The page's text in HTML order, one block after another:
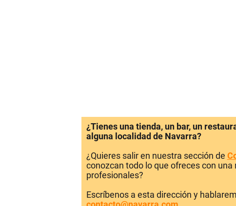
¿Tienes una tienda, un bar, un
alguna localidad de Navarra?
¿Quieres salir en nuestra sección de
conozcan todo lo que ofreces con
profesionales?
Escríbenos a esta dirección y